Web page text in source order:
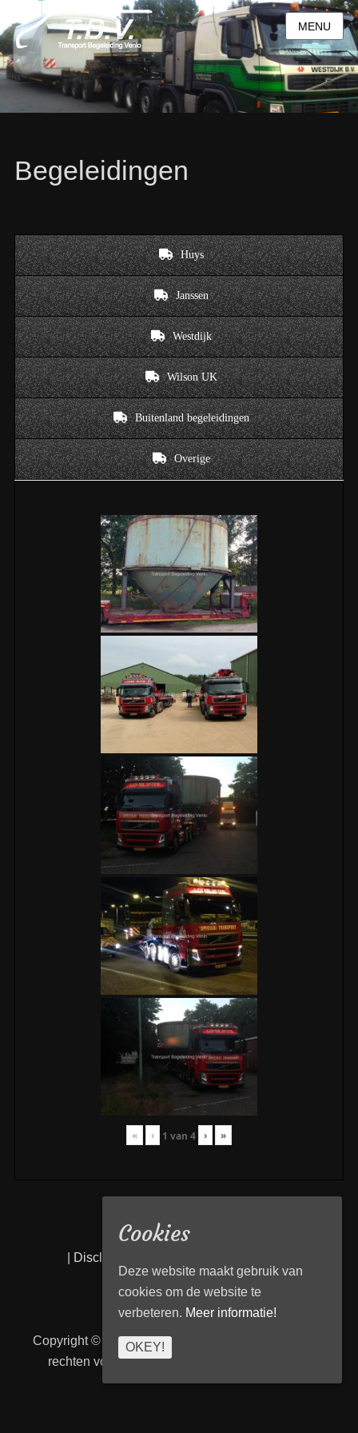
MENU
Begeleidingen
Huys
Janssen
Westdijk
Wilson UK
Buitenland begeleidingen
Overige
« ‹ 1 van 4 › »
Disclaimer
Copyright © 2026Transport Begeleiding Venlo
rechten voorbehouden. | TBVenlo door
Cookies
Deze website maakt gebruik van
cookies om de website te
verbeteren. Meer informatie!
OKEY!